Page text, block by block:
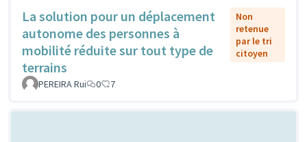
La solution pour un déplacement
autonome des personnes à
mobilité réduite sur tout type de
terrains
Non
retenue
par le tri
citoyen
PEREIRA Rui 0 7